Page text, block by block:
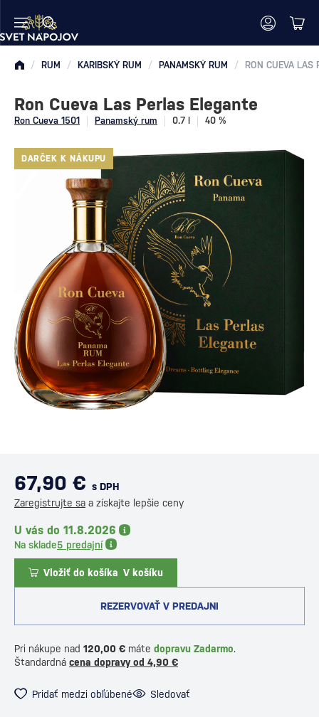
/ RUM / KARIBSKÝ RUM / PANAMSKÝ RUM / RON CUEVA LAS
DARČEK K NÁKUPU
Ron Cueva 1501 Panamský rum 0.7 l 40 %
Ron Cueva Las Perlas Elegante
67,90 € s DPH
Zaregistrujte sa a získajte lepšie ceny
U vás do 11.8.2026
Na sklade5 predajní
Vložiť do košíka V košíku
REZERVOVAŤ V PREDAJNI
Pri nákupe nad 120,00 € máte dopravu Zadarmo.
Štandardná cena dopravy od 4,90 €
Pridať medzi obľúbené Sledovať